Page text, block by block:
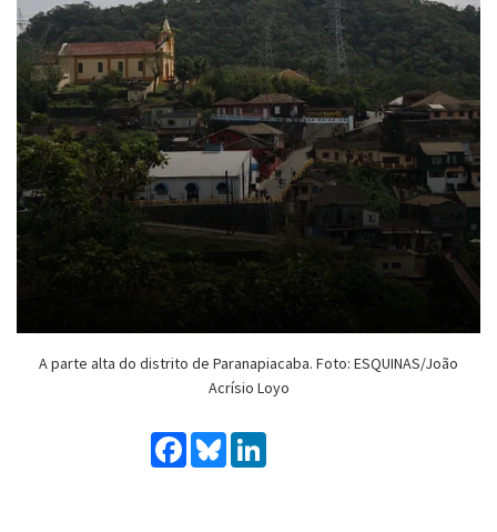
A parte alta do distrito de Paranapiacaba. Foto: ESQUINAS/João
Acrísio Loyo
Facebook
Bluesky